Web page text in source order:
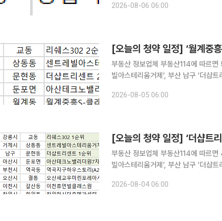
2026-08-06 06:00
[오늘의 청약 일정] ‘월계중
부동산 정보업체 부동산114에 따르면
빌아스테리움거제’, 부산 남구 ‘더샵
2026-08-05 06:00
[오늘의 청약 일정] ‘더샵트
부동산 정보업체 부동산114에 따르
빌아스테리움거제’, 부산 남구 ‘더샵
산시 ‘오산세교우미린포레아시티
2026-08-04 06:00